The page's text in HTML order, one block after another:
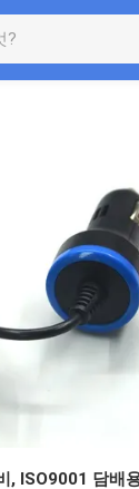
, ISO9001 담배